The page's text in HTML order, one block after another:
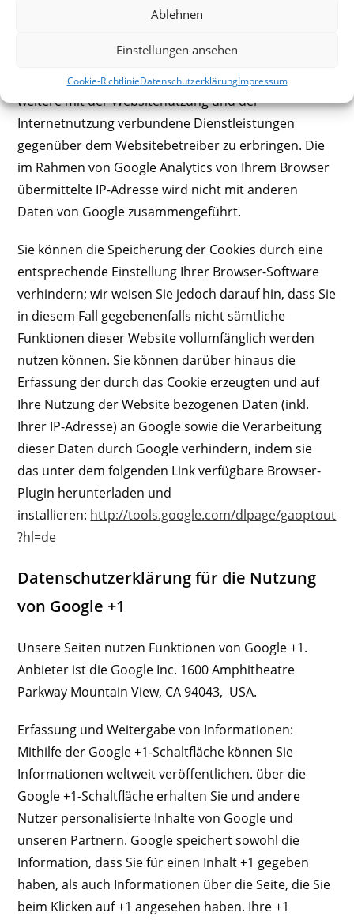
Ablehnen
Einstellungen ansehen
Cookie-RichtlinieDatenschutzerklärungImpressum
gekürzt. Im Auftrag des Betreibers dieser Website
Nutzung der Website auszuwerten, um Reports über
die Websiteaktivitäten zusammenzustellen und um
weitere mit der Websitenutzung und der
Internetnutzung verbundene Dienstleistungen
gegenüber dem Websitebetreiber zu erbringen. Die
im Rahmen von Google Analytics von Ihrem Browser
übermittelte IP-Adresse wird nicht mit anderen
Daten von Google zusammengeführt.
Sie können die Speicherung der Cookies durch eine
entsprechende Einstellung Ihrer Browser-Software
verhindern; wir weisen Sie jedoch darauf hin, dass Sie
in diesem Fall gegebenenfalls nicht sämtliche
Funktionen dieser Website vollumfänglich werden
nutzen können. Sie können darüber hinaus die
Erfassung der durch das Cookie erzeugten und auf
Ihre Nutzung der Website bezogenen Daten (inkl.
Ihrer IP-Adresse) an Google sowie die Verarbeitung
dieser Daten durch Google verhindern, indem sie
das unter dem folgenden Link verfügbare Browser-
Plugin herunterladen und
installieren: http://tools.google.com/dlpage/gaoptout
?hl=de
Datenschutzerklärung für die Nutzung
von Google +1
Unsere Seiten nutzen Funktionen von Google +1.
Anbieter ist die Google Inc. 1600 Amphitheatre
Parkway Mountain View, CA 94043, USA.
Erfassung und Weitergabe von Informationen:
Mithilfe der Google +1-Schaltfläche können Sie
Informationen weltweit veröffentlichen. über die
Google +1-Schaltfläche erhalten Sie und andere
Nutzer personalisierte Inhalte von Google und
unseren Partnern. Google speichert sowohl die
Information, dass Sie für einen Inhalt +1 gegeben
haben, als auch Informationen über die Seite, die Sie
beim Klicken auf +1 angesehen haben. Ihre +1